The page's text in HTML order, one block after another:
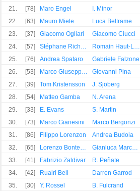
21.
[78] Maro Engel I. Minor
22.
[63] Mauro Miele Luca Beltrame
23.
[37] Giacomo Ogliari Giacomo Ciucci
24.
[57] Stéphane Richelmi Romain Haut-Labourdette
25.
[76] Andrea Spataro Gabriele Falzone
26.
[53] Marco Giuseppe Silva Giovanni Pina
27.
[39] Tom Kristensson J. Sjöberg
28.
[54] Matteo Gamba N. Arena
29.
[33] E. Evans S. Martin
30.
[73] Marco Gianesini Marco Bergonzi
31.
[86] Filippo Lorenzon Andrea Budoia
32.
[65] Lorenzo Bontempelli Gianluca Marchioni
33.
[41] Fabrizio Zaldivar R. Peñate
34.
[42] Ruairi Bell Darren Garrod
35.
[30] Y. Rossel B. Fulcrand